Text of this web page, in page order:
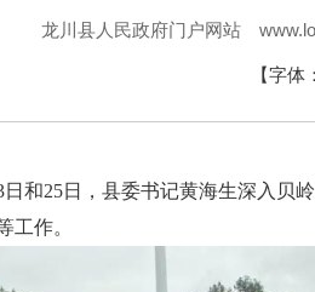
龙川县人民政府门户网站
【字体
25日，县委书记黄海生深入贝岭
工作。